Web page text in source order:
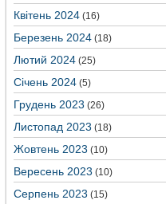
Квітень 2024 (16)
Березень 2024 (18)
Лютий 2024 (25)
Січень 2024 (5)
Грудень 2023 (26)
Листопад 2023 (18)
Жовтень 2023 (10)
Вересень 2023 (10)
Серпень 2023 (15)